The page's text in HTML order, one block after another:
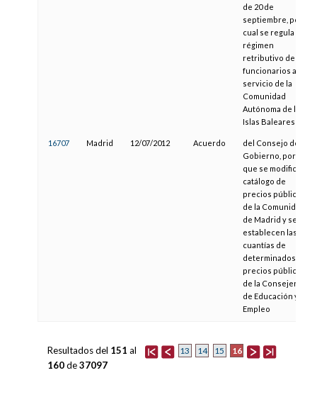
de 20 de
septiembre, por el
cual se regula el
régimen
retributivo de los
funcionarios al
servicio de la
Comunidad
Autónoma de las
Islas Baleares
16707 Madrid 12/07/2012 Acuerdo
del Consejo de
Gobierno, por el
que se modifica el
catálogo de
precios públicos
de la Comunidad
de Madrid y se
establecen las
cuantías de
determinados
precios públicos
de la Consejería
de Educación y
Empleo
13 14 15 16
Resultados del 151 al
160de37097